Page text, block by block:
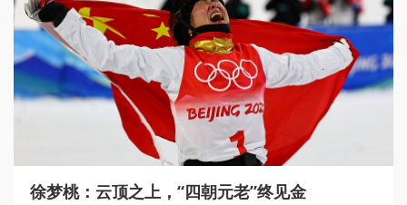
徐梦桃：云顶之上，“四朝元老”终见金